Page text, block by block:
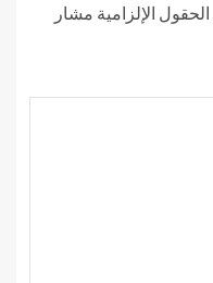
الحقول الإلزامية مشار